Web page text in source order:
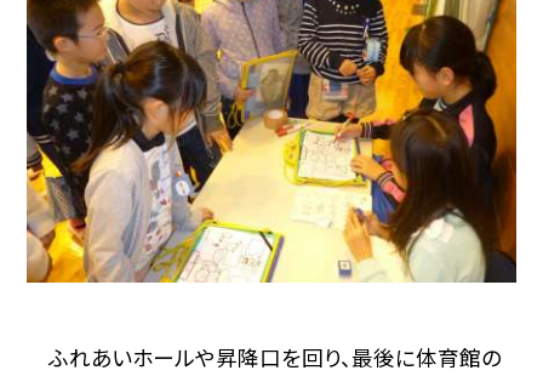
ふれあいホールや昇降口を回り、最後に体育館の